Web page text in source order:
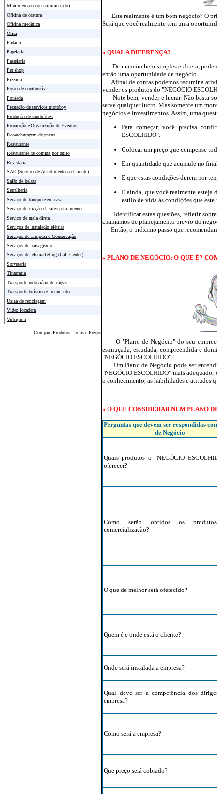
Mini mercado (ou minimercado)
Oficina de costura
Oficina mecânica
Ótica
Padaria
Papelaria
Pastelaria
Pet shop
Pizzaria
Posto de combustível
Pousada
Prestação de serviços motoboy
Produção de sanduíches
Promoção e Organização de Eventos
Recauchutagem de pneus
Restaurante
Restaurante de comida por quilo
Revistaria
SAC (Serviço de Atendimento ao Cliente)
Salão de beleza
Serralheria
Serviço de banquete em casa
Serviço de criação de sites para internet
Serviço de mala direta
Serviços de instalação elétrica
Serviços de Limpeza e Conservação
Serviços de paisagismo
Serviços de telemarketing (Call Center)
Sorveteria
Tinturaria
Transporte rodoviário de cargas
Transporte turístico e fretamento
Usina de reciclagem
Vídeo locadora
Vidraçaria
Compare Produtos, Lojas e Preços
Este realmente é um bom negócio? O
Será que você realmente tem uma
» QUAL A DIFERENÇA?
De maneira bem simples e direta,
então uma oportunidade de negócio.
Afinal de contas podemos resumir a
vender os produtos do "NEGÓCIO
Note bem, vender e lucrar. Não basta
serve qualquer lucro. Mas somente um
negócios e investimentos. Assim, uma
Para começar, você precisa
ESCOLHIDO".
Colocar um preço que compense
Em quantidade que acumule no
E que estas condições durem por
E ainda, que você realmente esteja
estilo de vida às condições que
Identificar estas questões, refletir sobre
chamamos de planejamento prévio do
Então, o próximo passo que
» PLANO DE NEGÓCIO: O QUE É?
O "Plano de Negócio" do seu
esmiuçada, estudada, compreendida e
"NEGÓCIO ESCOLHIDO".
Um Plano de Negócio pode ser
"NEGÓCIO ESCOLHIDO" mais
o conhecimento, as habilidades e atitudes
» O QUE CONSIDERAR NUM PLANO
Perguntas que devem ser respondidas
de Negócio
Quais produtos o "NEGÓCIO
oferecer?
Como serão obtidos os
comercialização?
O que de melhor será oferecido?
Quem é e onde está o cliente?
Onde será instalada a empresa?
Qual deve ser a competência dos
empresa?
Como será a empresa?
Que preço será cobrado?